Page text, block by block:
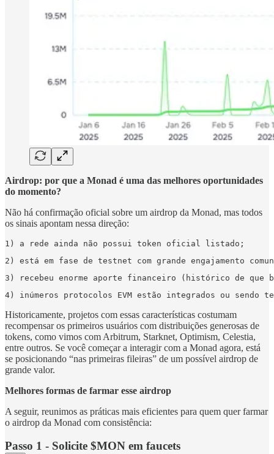
Airdrop: por que a Monad é uma das melhores oportunidades
do momento?
Não há confirmação oficial sobre um airdrop da Monad, mas todos
os sinais apontam nessa direção:
1) a rede ainda não possui token oficial listado;
2) está em fase de testnet com grande engajamento
3) recebeu enorme aporte financeiro (histórico de que
4) inúmeros protocolos EVM estão integrados ou sendo
Historicamente, projetos com essas características costumam
recompensar os primeiros usuários com distribuições generosas de
tokens, como vimos com Arbitrum, Starknet, Optimism, Celestia,
entre outros. Se você começar a interagir com a Monad agora, está
se posicionando “nas primeiras fileiras” de um possível airdrop de
grande valor.
Melhores formas de farmar esse airdrop
A seguir, reunimos as práticas mais eficientes para quem quer farmar
o airdrop da Monad com consistência:
Passo 1 - Solicite $MON em faucets